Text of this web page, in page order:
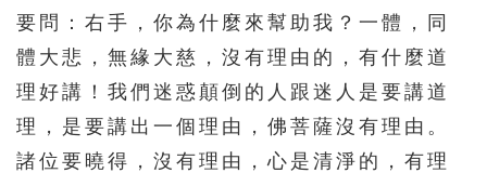
要問：右手，你為什麼來幫助我？一體，同
體大悲，無緣大慈，沒有理由的，有什麼道
理好講！我們迷惑顛倒的人跟迷人是要講道
理，是要講出一個理由，佛菩薩沒有理由。
諸位要曉得，沒有理由，心是清淨的，有理